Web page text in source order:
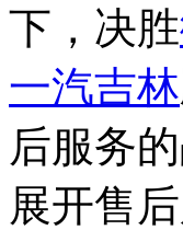
下，决胜
一汽吉林
后服务
展开售